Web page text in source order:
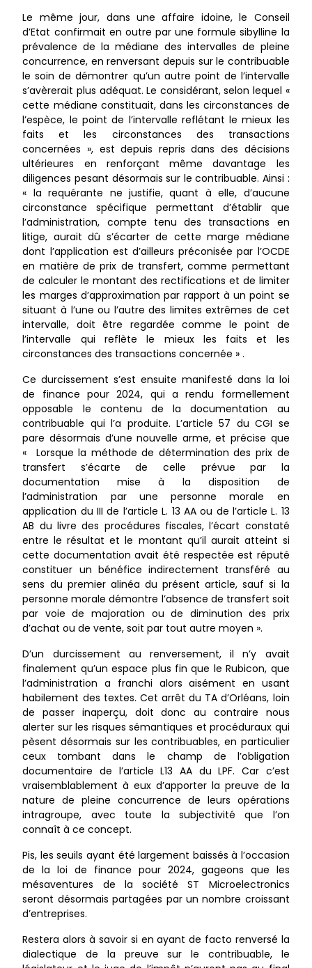
Le même jour, dans une affaire idoine, le Conseil
d’Etat confirmait en outre par une formule sibylline la
prévalence de la médiane des intervalles de pleine
concurrence, en renversant depuis sur le contribuable
le soin de démontrer qu’un autre point de l’intervalle
s’avèrerait plus adéquat. Le considérant, selon lequel «
cette médiane constituait, dans les circonstances de
l’espèce, le point de l’intervalle reflétant le mieux les
faits et les circonstances des transactions
concernées », est depuis repris dans des décisions
ultérieures en renforçant même davantage les
diligences pesant désormais sur le contribuable. Ainsi :
« la requérante ne justifie, quant à elle, d’aucune
circonstance spécifique permettant d’établir que
l’administration, compte tenu des transactions en
litige, aurait dû s’écarter de cette marge médiane
dont l’application est d’ailleurs préconisée par l’OCDE
en matière de prix de transfert, comme permettant
de calculer le montant des rectifications et de limiter
les marges d’approximation par rapport à un point se
situant à l’une ou l’autre des limites extrêmes de cet
intervalle, doit être regardée comme le point de
l’intervalle qui reflète le mieux les faits et les
circonstances des transactions concernée » .
Ce durcissement s’est ensuite manifesté dans la loi
de finance pour 2024, qui a rendu formellement
opposable le contenu de la documentation au
contribuable qui l’a produite. L’article 57 du CGI se
pare désormais d’une nouvelle arme, et précise que
« Lorsque la méthode de détermination des prix de
transfert s’écarte de celle prévue par la
documentation mise à la disposition de
l’administration par une personne morale en
application du III de l’article L. 13 AA ou de l’article L. 13
AB du livre des procédures fiscales, l’écart constaté
entre le résultat et le montant qu’il aurait atteint si
cette documentation avait été respectée est réputé
constituer un bénéfice indirectement transféré au
sens du premier alinéa du présent article, sauf si la
personne morale démontre l’absence de transfert soit
par voie de majoration ou de diminution des prix
d’achat ou de vente, soit par tout autre moyen ».
D’un durcissement au renversement, il n’y avait
finalement qu’un espace plus fin que le Rubicon, que
l’administration a franchi alors aisément en usant
habilement des textes. Cet arrêt du TA d’Orléans, loin
de passer inaperçu, doit donc au contraire nous
alerter sur les risques sémantiques et procéduraux qui
pèsent désormais sur les contribuables, en particulier
ceux tombant dans le champ de l’obligation
documentaire de l’article L13 AA du LPF. Car c’est
vraisemblablement à eux d’apporter la preuve de la
nature de pleine concurrence de leurs opérations
intragroupe, avec toute la subjectivité que l’on
connaît à ce concept.
Pis, les seuils ayant été largement baissés à l’occasion
de la loi de finance pour 2024, gageons que les
mésaventures de la société ST Microelectronics
seront désormais partagées par un nombre croissant
d’entreprises.
Restera alors à savoir si en ayant de facto renversé la
dialectique de la preuve sur le contribuable, le